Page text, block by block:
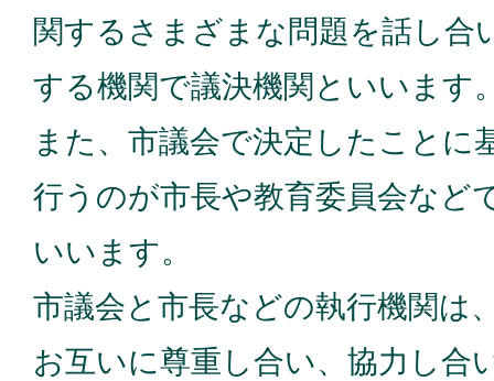
関するさまざまな問題を話し合
する機関で議決機関といいます
また、市議会で決定したことに
行うのが市長や教育委員会など
いいます。
市議会と市長などの執行機関は
お互いに尊重し合い、協力し合